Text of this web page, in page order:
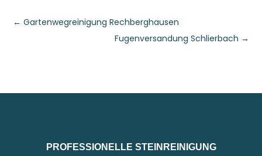
←Gartenwegreinigung Rechberghausen
Fugenversandung Schlierbach →
PROFESSIONELLE STEINREINIGUNG